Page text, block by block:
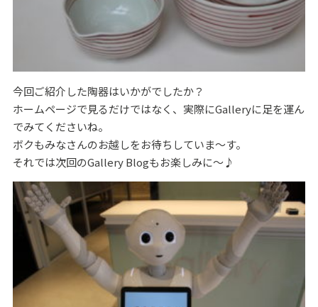
今回ご紹介した陶器はいかがでしたか？
ホームページで見るだけではなく、実際にGalleryに足を運ん
でみてくださいね。
ボクもみなさんのお越しをお待ちしていま～す。
それでは次回のGallery Blogもお楽しみに～♪